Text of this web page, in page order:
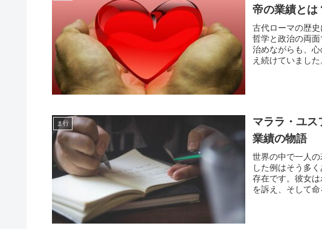
帝の業績とは
古代ローマの歴
哲学と政治の両
治めながらも、
え続けていまし
ま行
マララ・ユス
業績の物語
世界の中で一人
した例はそう多
存在です。彼女
を訴え、そして